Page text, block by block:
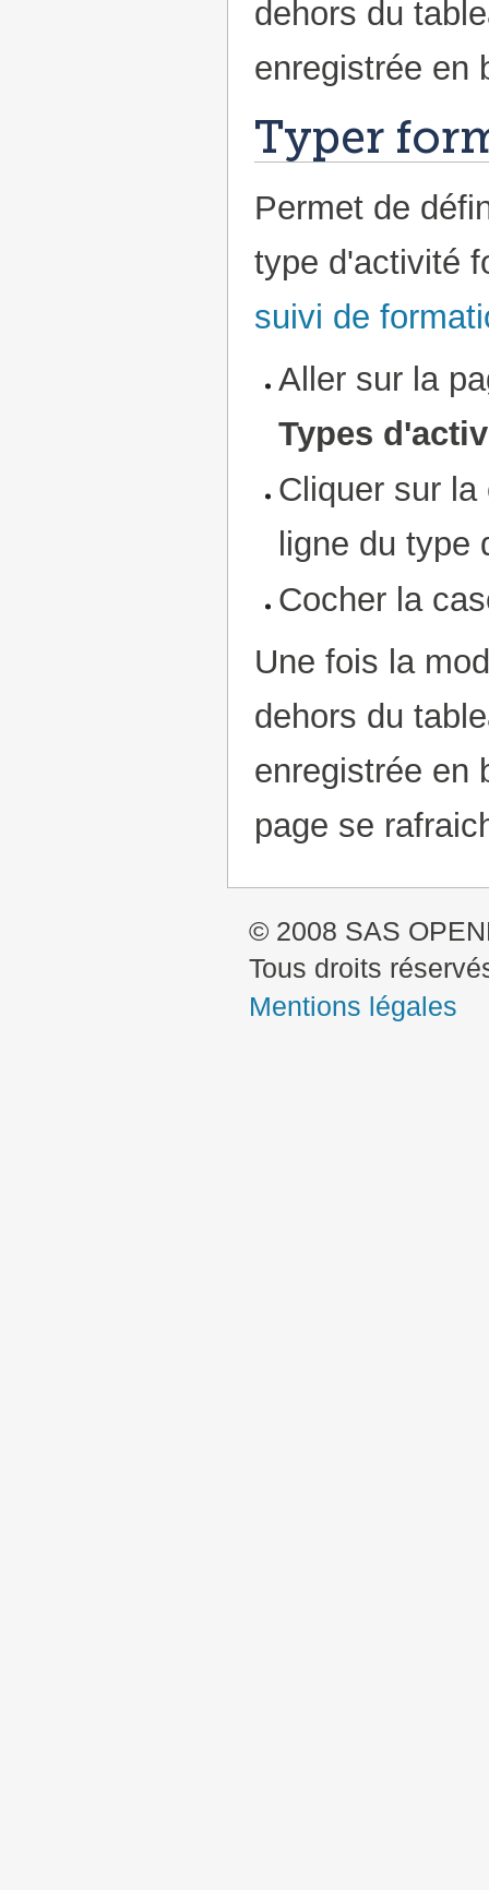
dehors du
enregistrée en
Typer
Permet de
type d'activité
suivi de
Aller sur la
Types
Cliquer sur
ligne du type
Cocher la
Une fois la
dehors du
enregistrée en
page se
© 2008 SAS
Tous droits
Mentions légales